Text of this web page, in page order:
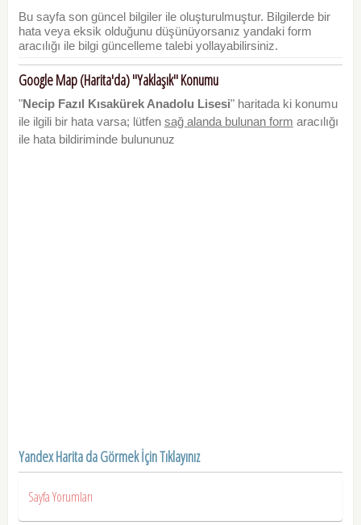
Bu sayfa son güncel bilgiler ile oluşturulmuştur. Bilgilerde bir
hata veya eksik olduğunu düşünüyorsanız yandaki form
aracılığı ile bilgi güncelleme talebi yollayabilirsiniz.
Google Map (Harita'da) "Yaklaşık" Konumu
"Necip Fazıl Kısakürek Anadolu Lisesi" haritada ki konumu
ile ilgili bir hata varsa; lütfen sağ alanda bulunan form aracılığı
ile hata bildiriminde bulununuz
Yandex Harita da Görmek İçin Tıklayınız
Sayfa Yorumları